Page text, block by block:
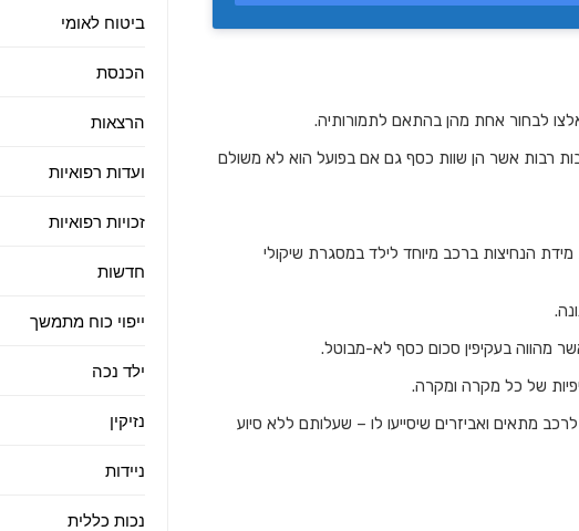
לבחור אחת מהן בהתאם לתמורותיה.
רבות אשר הן שוות כסף גם אם בפועל הוא לא משולם
הנחיצות ברכב מיוחד לילד במסגרת שיקולי
מהווה בעקיפין סכום כסף לא-מבוטל.
של כל מקרה ומקרה.
מתאים ואביזרים שיסייעו לו – שעלותם ללא סיוע
ביטוח לאומי
הכנסת
הרצאות
ועדות רפואיות
זכויות רפואיות
חדשות
ייפוי כוח מתמשך
ילד נכה
נזיקין
ניידות
נכות כללית